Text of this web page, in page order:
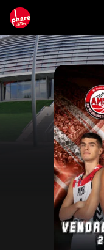
Recevez toute
Rivaj Group traite votre
abonnement à la newsletter
votre consentement à tout
politique de protection des